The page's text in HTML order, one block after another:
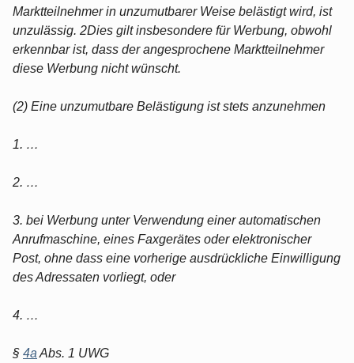
Marktteilnehmer in unzumutbarer Weise belästigt wird, ist
unzulässig. 2Dies gilt insbesondere für Werbung, obwohl
erkennbar ist, dass der angesprochene Marktteilnehmer
diese Werbung nicht wünscht.
(2) Eine unzumutbare Belästigung ist stets anzunehmen
1. …
2. …
3. bei Werbung unter Verwendung einer automatischen
Anrufmaschine, eines Faxgerätes oder elektronischer
Post, ohne dass eine vorherige ausdrückliche Einwilligung
des Adressaten vorliegt, oder
4. …
§ 4a Abs. 1 UWG